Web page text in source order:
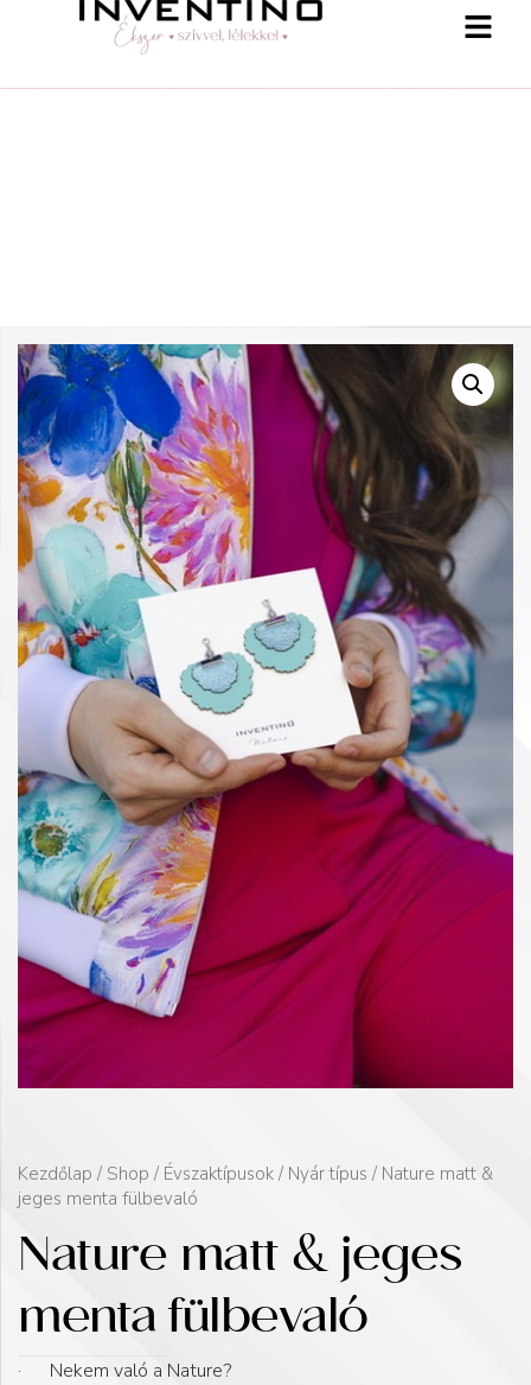
-25 % a webshopban! Kupon: summer25
Shop
Kezdőlap / Shop / Évszaktípusok / Nyár típus / Nature matt &
jeges menta fülbevaló
Nature matt & jeges
menta fülbevaló
· Nekem való a Nature?